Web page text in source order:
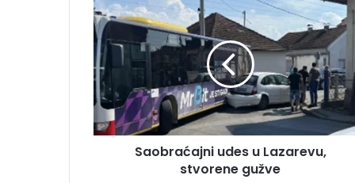
a
i
a
d
e
s
u
a
o
b
r
a
ć
j
Saobraćajni udes u Lazarevu,
stvorene gužve